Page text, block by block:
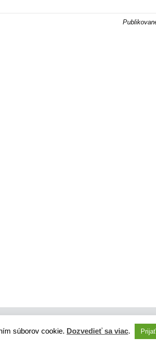
súborov cookie. Dozvedieť sa viac.